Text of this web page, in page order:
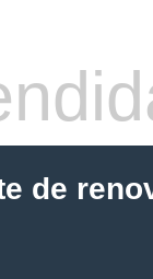
de